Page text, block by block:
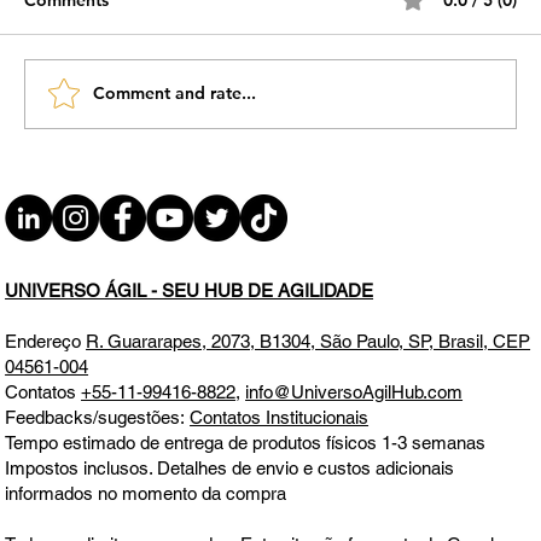
Agilidade Microfundamentos de
Resultados na Gestão na Visão do Ágil
Comment and rate...
UNIVERSO ÁGIL - SEU HUB DE AGILIDADE
Endereço R. Guararapes, 2073, B1304, São Paulo, SP, Brasil, CEP
04561-004
Contatos+55-11-99416-8822, info@UniversoAgilHub.com
Feedbacks/sugestões:Contatos Institucionais
Tempo estimado de entrega de produtos físicos 1-3 semanas
Impostos inclusos. Detalhes de envio e custos adicionais
informados no momento da compra